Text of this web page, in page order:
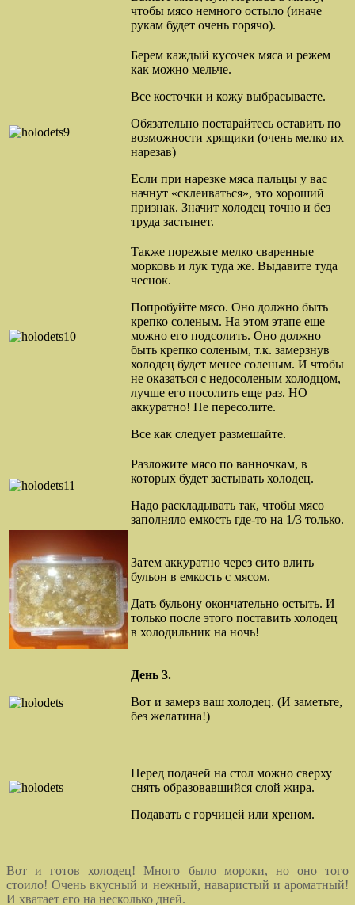
чтобы мясо немного остыло (иначе
рукам будет очень горячо).
Берем каждый кусочек мяса и режем
как можно мельче.
Все косточки и кожу выбрасываете.
Обязательно постарайтесь оставить по
возможности хрящики (очень мелко их
нарезав)
Если при нарезке мяса пальцы у вас
начнут «склеиваться», это хороший
признак. Значит холодец точно и без
труда застынет.
Также порежьте мелко сваренные
морковь и лук туда же. Выдавите туда
чеснок.
Попробуйте мясо. Оно должно быть
крепко соленым. На этом этапе еще
можно его подсолить. Оно должно
быть крепко соленым, т.к. замерзнув
холодец будет менее соленым. И чтобы
не оказаться с недосоленым холодцом,
лучше его посолить еще раз. НО
аккуратно! Не пересолите.
Все как следует размешайте.
Разложите мясо по ванночкам, в
которых будет застывать холодец.
Надо раскладывать так, чтобы мясо
заполняло емкость где-то на 1/3 только.
Затем аккуратно через сито влить
бульон в емкость с мясом.
Дать бульону окончательно остыть. И
только после этого поставить холодец
в холодильник на ночь!
День 3.
Вот и замерз ваш холодец. (И заметьте,
без желатина!)
Перед подачей на стол можно сверху
снять образовавшийся слой жира.
Подавать с горчицей или хреном.
Вот и готов холодец! Много было мороки, но оно того
стоило! Очень вкусный и нежный, наваристый и ароматный!
И хватает его на несколько дней.